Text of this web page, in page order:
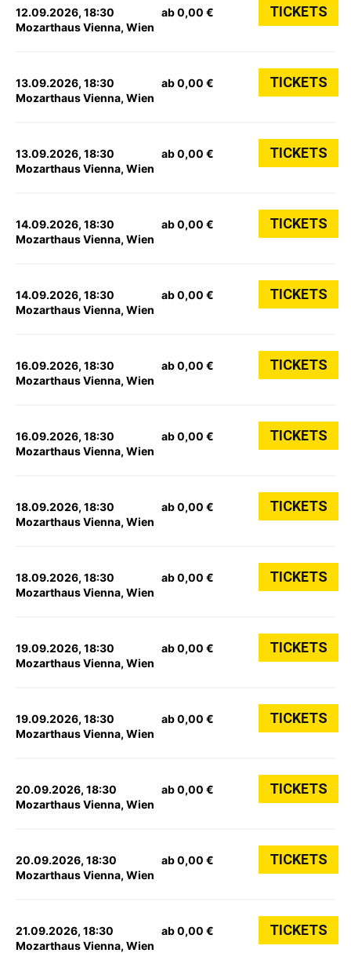
12.09.2026, 18:30
Mozarthaus Vienna, Wien
ab 0,00 € TICKETS
13.09.2026, 18:30
Mozarthaus Vienna, Wien
ab 0,00 € TICKETS
13.09.2026, 18:30
Mozarthaus Vienna, Wien
ab 0,00 € TICKETS
14.09.2026, 18:30
Mozarthaus Vienna, Wien
ab 0,00 € TICKETS
14.09.2026, 18:30
Mozarthaus Vienna, Wien
ab 0,00 € TICKETS
16.09.2026, 18:30
Mozarthaus Vienna, Wien
ab 0,00 € TICKETS
16.09.2026, 18:30
Mozarthaus Vienna, Wien
ab 0,00 € TICKETS
18.09.2026, 18:30
Mozarthaus Vienna, Wien
ab 0,00 € TICKETS
18.09.2026, 18:30
Mozarthaus Vienna, Wien
ab 0,00 € TICKETS
19.09.2026, 18:30
Mozarthaus Vienna, Wien
ab 0,00 € TICKETS
19.09.2026, 18:30
Mozarthaus Vienna, Wien
ab 0,00 € TICKETS
20.09.2026, 18:30
Mozarthaus Vienna, Wien
ab 0,00 € TICKETS
20.09.2026, 18:30
Mozarthaus Vienna, Wien
ab 0,00 € TICKETS
21.09.2026, 18:30
Mozarthaus Vienna, Wien
ab 0,00 € TICKETS